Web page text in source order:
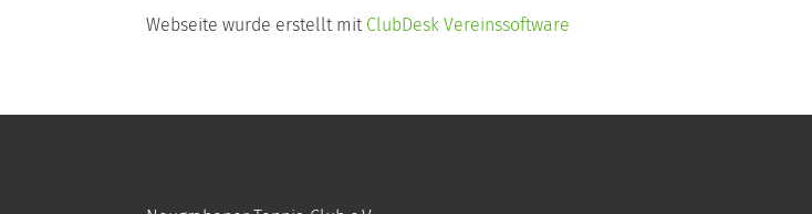
Webseite wurde erstellt mit ClubDesk Vereinssoftware